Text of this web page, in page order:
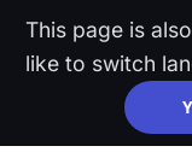
This page is
like to switch